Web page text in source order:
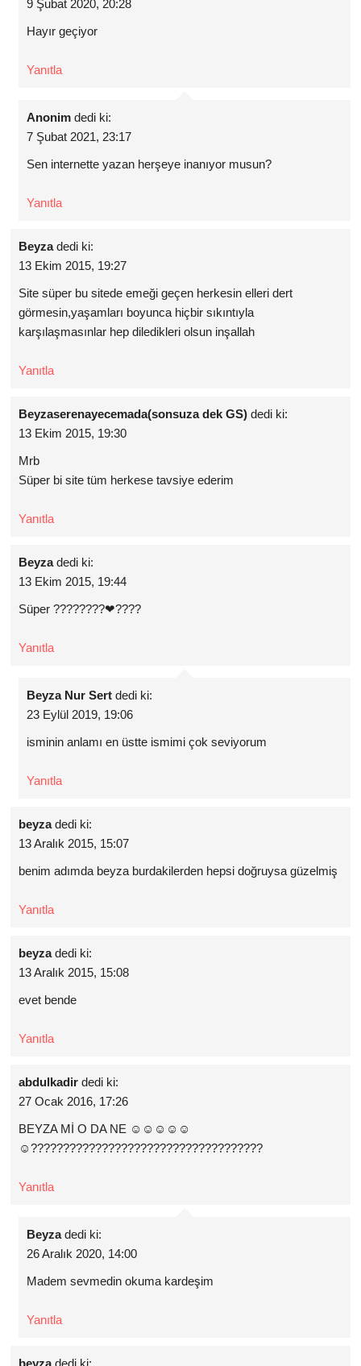
9 Şubat 2020, 20:28
Hayır geçiyor
Yanıtla
Anonim dedi ki:
7 Şubat 2021, 23:17
Sen internette yazan herşeye inanıyor musun?
Yanıtla
Beyza dedi ki:
13 Ekim 2015, 19:27
Site süper bu sitede emeği geçen herkesin elleri dert
görmesin,yaşamları boyunca hiçbir sıkıntıyla
karşılaşmasınlar hep diledikleri olsun inşallah
Yanıtla
Beyzaserenayecemada(sonsuza dek GS) dedi ki:
13 Ekim 2015, 19:30
Mrb
Süper bi site tüm herkese tavsiye ederim
Yanıtla
Beyza dedi ki:
13 Ekim 2015, 19:44
Süper ????????❤????
Yanıtla
Beyza Nur Sert dedi ki:
23 Eylül 2019, 19:06
isminin anlamı en üstte ismimi çok seviyorum
Yanıtla
beyza dedi ki:
13 Aralık 2015, 15:07
benim adımda beyza burdakilerden hepsi doğruysa güzelmiş
Yanıtla
beyza dedi ki:
13 Aralık 2015, 15:08
evet bende
Yanıtla
abdulkadir dedi ki:
27 Ocak 2016, 17:26
BEYZA Mİ O DA NE ☺☺☺☺☺
☺????????????????????????????????????
Yanıtla
Beyza dedi ki:
26 Aralık 2020, 14:00
Madem sevmedin okuma kardeşim
Yanıtla
beyza dedi ki: